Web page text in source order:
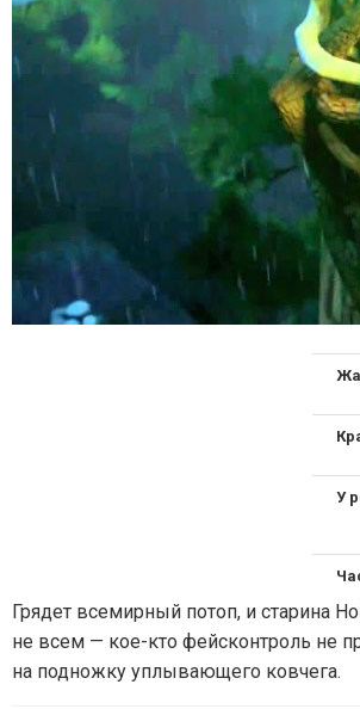
У
Грядет всемирный потоп, и старина
не всем — кое-кто фейсконтроль не
на подножку уплывающего ковчега.